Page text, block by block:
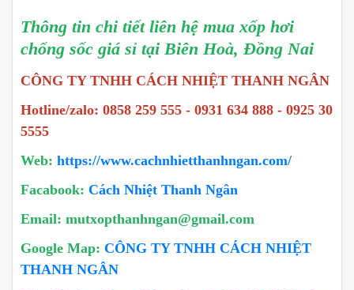
Thông tin chi tiết liên hệ mua xốp hơi
chống sốc giá sỉ tại Biên Hoà, Đồng Nai
CÔNG TY TNHH CÁCH NHIỆT THANH NGÂN
Hotline/zalo: 0858 259 555 - 0931 634 888 - 0925 30
5555
Web: https://www.cachnhietthanhngan.com/
Facabook: Cách Nhiệt Thanh Ngân
Email: mutxopthanhngan@gmail.com
Google Map: CÔNG TY TNHH CÁCH NHIỆT
THANH NGÂN